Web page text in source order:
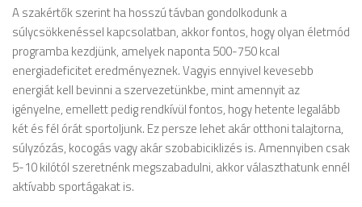
A szakértők szerint ha hosszú távban gondolkodunk a
súlycsökkenéssel kapcsolatban, akkor fontos, hogy olyan életmód
programba kezdjünk, amelyek naponta 500-750 kcal
energiadeficitet eredményeznek. Vagyis ennyivel kevesebb
energiát kell bevinni a szervezetünkbe, mint amennyit az
igényelne, emellett pedig rendkívül fontos, hogy hetente legalább
két és fél órát sportoljunk. Ez persze lehet akár otthoni talajtorna,
súlyzózás, kocogás vagy akár szobabiciklizés is. Amennyiben csak
5-10 kilótól szeretnénk megszabadulni, akkor választhatunk ennél
aktívabb sportágakat is.